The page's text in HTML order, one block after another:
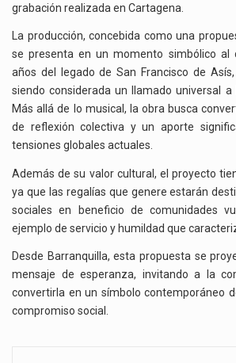
grabación realizada en Cartagena.
La producción, concebida como una
se presenta en un momento simbólico al
años del legado de San Francisco de
siendo considerada un llamado universal a
Más allá de lo musical, la obra busca
de reflexión colectiva y un aporte
tensiones globales actuales.
Además de su valor cultural, el proyecto
ya que las regalías que genere estarán
sociales en beneficio de comunidades
ejemplo de servicio y humildad que
Desde Barranquilla, esta propuesta se
mensaje de esperanza, invitando a la
convertirla en un símbolo contemporáneo
compromiso social.